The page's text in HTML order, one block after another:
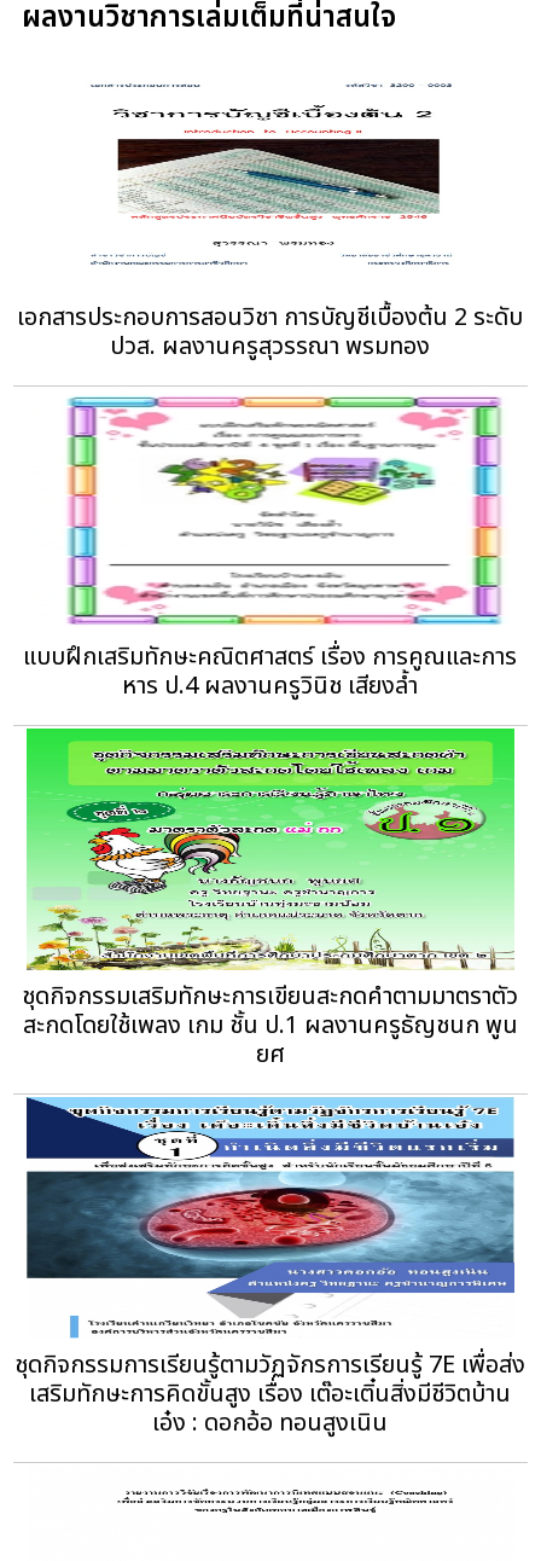
ผลงานวิชาการเล่มเต็มที่น่าสนใจ
เอกสารประกอบการสอนวิชา การบัญชีเบื้องต้น 2 ระดับ
ปวส. ผลงานครูสุวรรณา พรมทอง
แบบฝึกเสริมทักษะคณิตศาสตร์ เรื่อง การคูณและการ
หาร ป.4 ผลงานครูวินิช เสียงล้ำ
ชุดกิจกรรมเสริมทักษะการเขียนสะกดคำตามมาตราตัว
สะกดโดยใช้เพลง เกม ชั้น ป.1 ผลงานครูธัญชนก พูน
ยศ
ชุดกิจกรรมการเรียนรู้ตามวัฏจักรการเรียนรู้ 7E เพื่อส่ง
เสริมทักษะการคิดขั้นสูง เรื่อง เต๊อะเติ๋นสิ่งมีชีวิตบ้าน
เอ๋ง : ดอกอ้อ ทอนสูงเนิน